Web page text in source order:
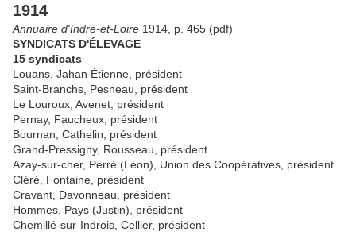
1914
Annuaire d'Indre-et-Loire 1914, p. 465 (pdf)
SYNDICATS D'ÉLEVAGE
15 syndicats
Louans, Jahan Étienne, président
Saint-Branchs, Pesneau, président
Le Louroux, Avenet, président
Pernay, Faucheux, président
Bournan, Cathelin, président
Grand-Pressigny, Rousseau, président
Azay-sur-cher, Perré (Léon), Union des Coopératives, président
Cléré, Fontaine, président
Cravant, Davonneau, président
Hommes, Pays (Justin), président
Chemillé-sur-Indrois, Cellier, président